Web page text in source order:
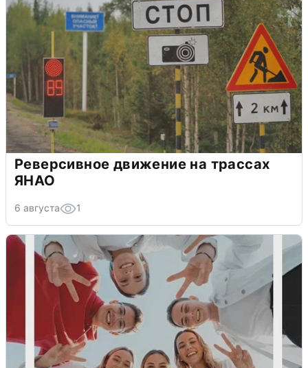
Реверсивное движение на трассах
ЯНАО
6 августа 1